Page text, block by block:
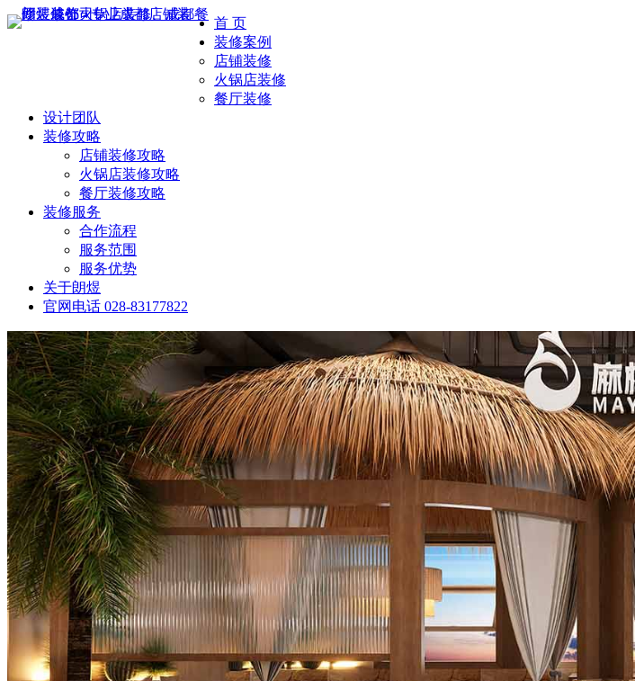
首 页
装修案例
店铺装修
火锅店装修
餐厅装修
设计团队
装修攻略
店铺装修攻略
火锅店装修攻略
餐厅装修攻略
装修服务
合作流程
服务范围
服务优势
关于朗煜
官网电话 028-83177822